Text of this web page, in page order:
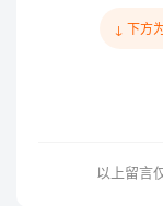
↓ 下方
以上留言